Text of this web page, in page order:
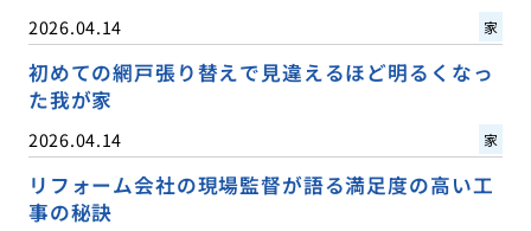
2026.04.14 家
初めての網戸張り替えで見違えるほど明るくなっ
た我が家
2026.04.14 家
リフォーム会社の現場監督が語る満足度の高い工
事の秘訣